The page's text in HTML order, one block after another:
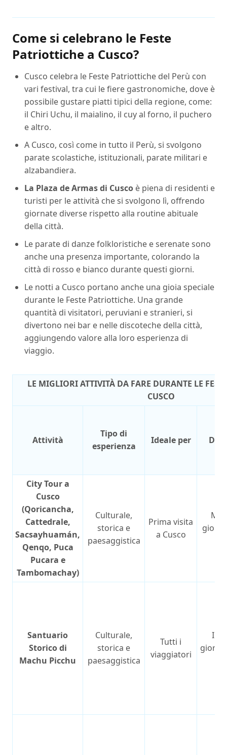
Come si celebrano le Feste
Patriottiche a Cusco?
Cusco celebra le Feste Patriottiche del Perù con
vari festival, tra cui le fiere gastronomiche, dove è
possibile gustare piatti tipici della regione, come:
il Chiri Uchu, il maialino, il cuy al forno, il puchero
e altro.
A Cusco, così come in tutto il Perù, si svolgono
parate scolastiche, istituzionali, parate militari e
alzabandiera.
La Plaza de Armas di Cusco è piena di residenti e
turisti per le attività che si svolgono lì, offrendo
giornate diverse rispetto alla routine abituale
della città.
Le parate di danze folkloristiche e serenate sono
anche una presenza importante, colorando la
città di rosso e bianco durante questi giorni.
Le notti a Cusco portano anche una gioia speciale
durante le Feste Patriottiche. Una grande
quantità di visitatori, peruviani e stranieri, si
divertono nei bar e nelle discoteche della città,
aggiungendo valore alla loro esperienza di
viaggio.
LE MIGLIORI ATTIVITÀ DA FARE DURANTE LE
CUSCO
Attività
Tipo di
esperienza
Ideale per
City Tour a
Cusco
(Qoricancha,
Cattedrale,
Sacsayhuamán,
Qenqo, Puca
Pucara e
Tambomachay)
Culturale,
storica e
paesaggistica
Prima visita
a Cusco
Santuario
Storico di
Machu Picchu
Culturale,
storica e
paesaggistica
Tutti i
viaggiatori